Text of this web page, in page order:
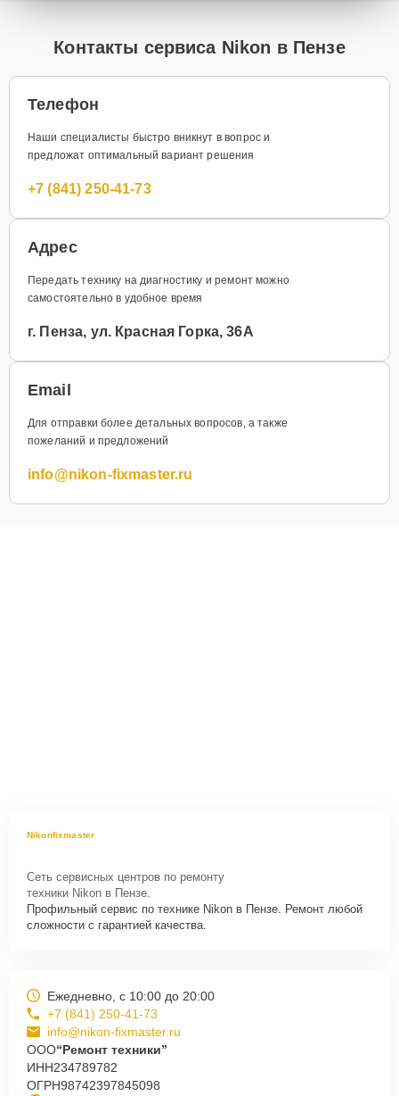
Контакты сервиса Nikon в Пензе
Телефон
Наши специалисты быстро вникнут в вопрос и
предложат оптимальный вариант решения
+7 (841) 250-41-73
Адрес
Передать технику на диагностику и ремонт можно
самостоятельно в удобное время
г. Пенза, ул. Красная Горка, 36А
Email
Для отправки более детальных вопросов, а также
пожеланий и предложений
info@nikon-fixmaster.ru
Nikonfixmaster
Сеть сервисных центров по ремонту
техники Nikon в Пензе.
Профильный сервис по технике Nikon в Пензе. Ремонт любой
сложности с гарантией качества.
Ежедневно, с 10:00 до 20:00
+7 (841) 250-41-73
info@nikon-fixmaster.ru
ООО“Ремонт техники”
ИНН234789782
ОГРН98742397845098